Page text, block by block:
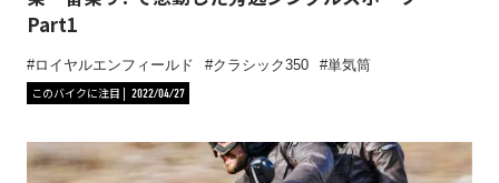
Part1
ロイヤルエンフィールド クラシック350
単気筒
このバイクに注目
2022/04/27